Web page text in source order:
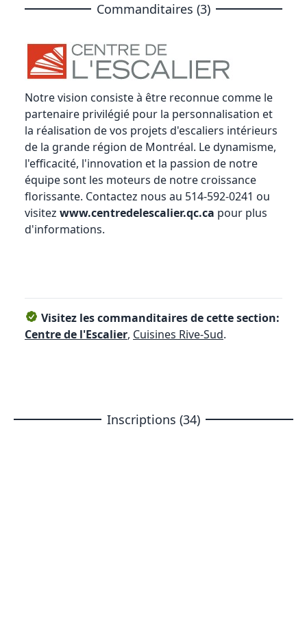
Commanditaires (3)
Notre vision consiste à être reconnue comme le
partenaire privilégié pour la personnalisation et
la réalisation de vos projets d'escaliers intérieurs
de la grande région de Montréal. Le dynamisme,
l'efficacité, l'innovation et la passion de notre
équipe sont les moteurs de notre croissance
florissante. Contactez nous au 514-592-0241 ou
visitez www.centredelescalier.qc.ca pour plus
d'informations.
Visitez les commanditaires de cette section:
Centre de l'Escalier, Cuisines Rive-Sud.
Inscriptions (34)